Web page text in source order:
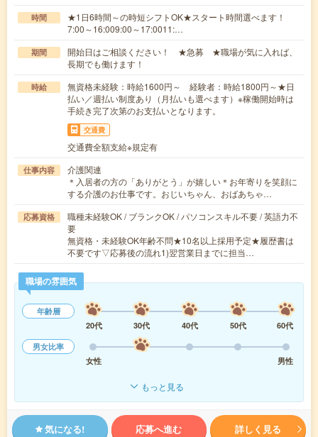
時間
★1日6時間～の時短シフトOK★スタート時間選べます！
7:00～16:009:00～17:0011:…
期間
開始日はご相談ください！ ★急募 ★職場が気に入れば、
長期でも働けます！
時給
無資格未経験：時給1600円～ 経験者：時給1800円～★日
払い／週払い制度あり（月払いも選べます）※稼働開始時は
手続き完了次第のお支払いとなります。
交通費
交通費全額支給※規定有
仕事内容
介護関連
＊入居者の方の「ありがとう」が嬉しい＊お年寄りを笑顔に
する介護のお仕事です。おじいちゃん、おばあちゃ…
応募資格
職種未経験OK / ブランクOK / パソコンスキル不要 / 英語力不
要
無資格・未経験OK年齢不問★10名以上採用予定★履歴書は
不要です▽応募後の流れ1)翌営業日までに担当…
職場の雰囲気
年齢層
20代
30代 40代 50代
60代
男女比率
女性
男性
もっと見る
気になる! 応募へ進む 詳しく見る